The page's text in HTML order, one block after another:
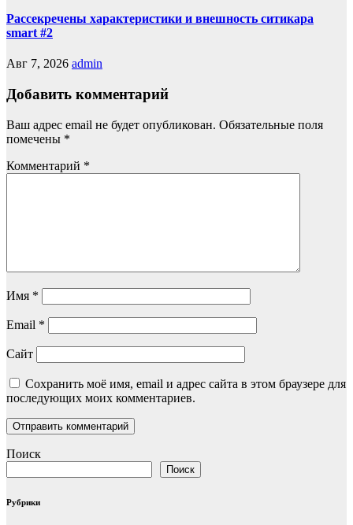
Рассекречены характеристики и внешность ситикара
smart #2
Авг 7, 2026 admin
Добавить комментарий
Ваш адрес email не будет опубликован. Обязательные поля
помечены *
Комментарий *
Имя *
Email *
Сайт
Сохранить моё имя, email и адрес сайта в этом браузере для
последующих моих комментариев.
Поиск
Поиск
Рубрики